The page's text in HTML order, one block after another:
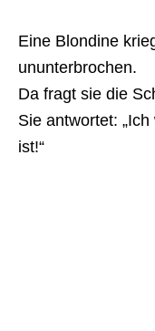
Eine Blondine
ununterbrochen.
Da fragt sie die
Sie antwortet:
ist!“